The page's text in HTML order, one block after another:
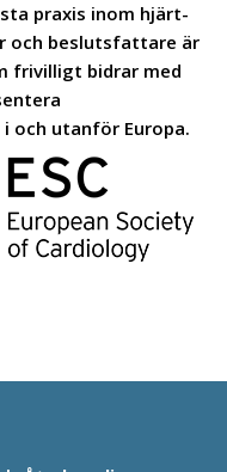
praxis inom hjärt-
och beslutsfattare är
frivilligt bidrar med
och utanför Europa.